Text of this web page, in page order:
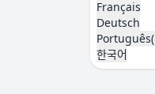
Français
Deutsch
한국어